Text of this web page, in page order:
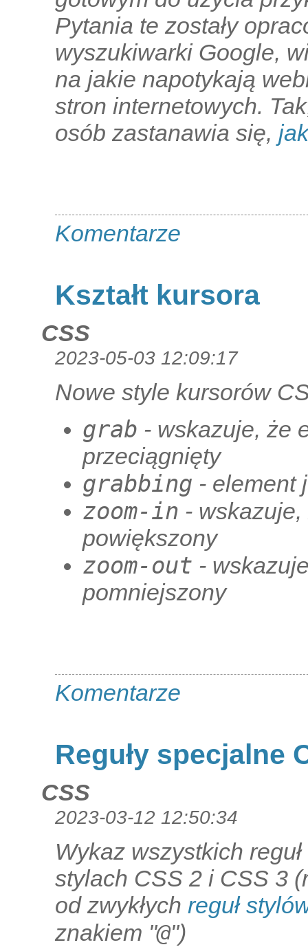
Pytania te zostały
wyszukiwarki Google,
na jakie napotykają
stron internetowych.
osób zastanawia się,
Komentarze
Kształt kursora
CSS
2023-05-03 12:09:17
Nowe style kursorów
grab - wskazuje, że
przeciągnięty
grabbing - element
zoom-in -
powiększony
zoom-out -
pomniejszony
Komentarze
Reguły specjalne
CSS
2023-03-12 12:50:34
Wykaz wszystkich
stylach CSS 2 i CSS 3 (
od zwykłych reguł
znakiem "@")